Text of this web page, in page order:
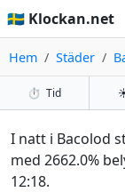
🇸🇪 Klockan.net
Hem Städer
⏱️ Tid
I natt i Bacolod
med 2662.0%
12:18.